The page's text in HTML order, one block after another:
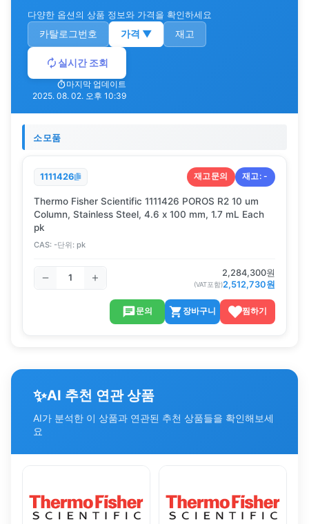
다양한 옵션의 상품 정보와 가격을 확인하세요
카탈로그번호 가격 ▼ 재고
실시간 조회
마지막 업데이트
2025. 08. 02. 오후 10:39
소모품
1111426 재고문의 재고:-
Thermo Fisher Scientific 1111426 POROS R2 10 um
Column, Stainless Steel, 4.6 x 100 mm, 1.7 mL Each
pk
CAS: -단위: pk
2,284,300원
(VAT포함)2,512,730원
문의 장바구니 찜하기
✨AI 추천 연관 상품
AI가 분석한 이 상품과 연관된 추천 상품들을 확인해보세
요